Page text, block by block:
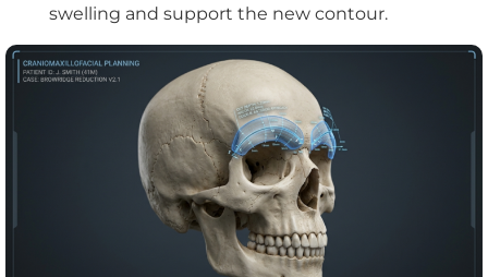
swelling and support the new contour.